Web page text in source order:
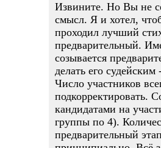
Извините. Но Вы не
смысл. Я и хотел,
проходил лучший
предварительный.
созывается
делать его
Число участников
подкорректировать.
кандидатами на
группы по 4).
предварительный